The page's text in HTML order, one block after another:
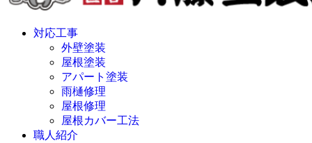
対応工事
外壁塗装
屋根塗装
アパート塗装
雨樋修理
屋根修理
屋根カバー工法
職人紹介